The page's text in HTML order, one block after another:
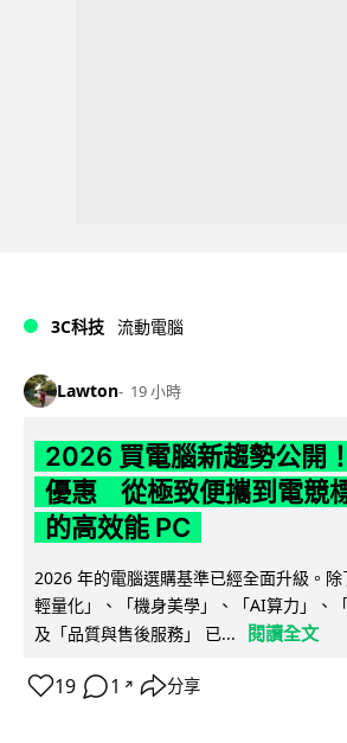
3C科技 流動電腦
Lawton 19 小時
2026 買電腦新趨勢公開
優惠 從極致便攜到電競
的高效能 PC
2026 年的電腦選購基準已經全面升級。
輕量化」、「機身美學」、「AI算力」、
及「品質與售後服務」 已...
閱讀全文
19 1 ↗ 分享